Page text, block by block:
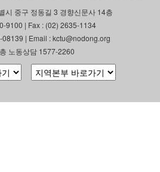
시 중구 정동길 3 경향신문사 14층
9100 | Fax : (02) 2635-1134
08139 | Email : kctu@nodong.org
노동상담 1577-2260